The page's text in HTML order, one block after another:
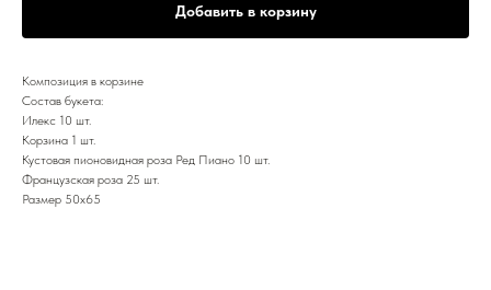
Добавить в корзину
Композиция в корзине
Состав букета:
Илекс 10 шт.
Корзина 1 шт.
Кустовая пионовидная роза Ред Пиано 10 шт.
Французская роза 25 шт.
Размер 50х65